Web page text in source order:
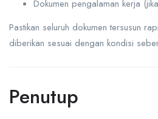
Dokumen pengalaman kerja
Pastikan seluruh dokumen tersusun
diberikan sesuai dengan kondisi
Penutup